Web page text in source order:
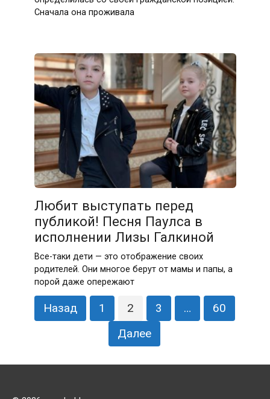
Сначала она проживала
Любит выступать перед
публикой! Песня Паулса в
исполнении Лизы Галкиной
Все-таки дети — это отображение своих
родителей. Они многое берут от мамы и папы, а
порой даже опережают
ПагинацияНазад 1 2 3 …
60
Далее